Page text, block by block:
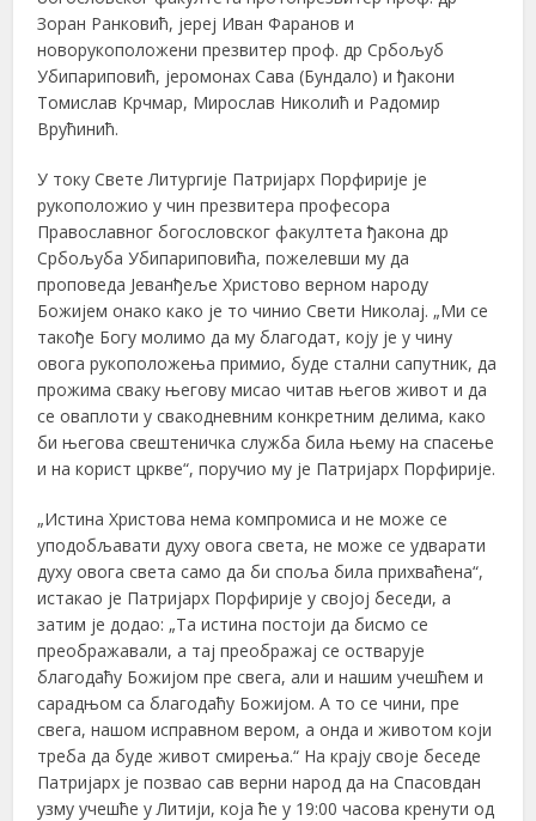
Зоран Ранковић, јереј Иван Фаранов и
новорукоположени презвитер проф. др Србољуб
Убипариповић, јеромонах Сава (Бундало) и ђакони
Томислав Крчмар, Мирослав Николић и Радомир
Врућинић.
У току Свете Литургије Патријарх Порфирије је
рукоположио у чин презвитера професора
Православног богословског факултета ђакона др
Србољуба Убипариповића, пожелевши му да
проповеда Јеванђеље Христово верном народу
Божијем онако како је то чинио Свети Николај. „Ми се
такође Богу молимо да му благодат, коју је у чину
овога рукоположења примио, буде стални сапутник, да
прожима сваку његову мисао читав његов живот и да
се оваплоти у свакодневним конкретним делима, како
би његова свештеничка служба била њему на спасење
и на корист цркве“, поручио му је Патријарх Порфирије.
„Истина Христова нема компромиса и не може се
уподобљавати духу овога света, не може се удварати
духу овога света само да би споља била прихваћена“,
истакао је Патријарх Порфирије у својој беседи, а
затим је додао: „Та истина постоји да бисмо се
преображавали, а тај преображај се остварује
благодаћу Божијом пре свега, али и нашим учешћем и
сарадњом са благодаћу Божијом. А то се чини, пре
свега, нашом исправном вером, а онда и животом који
треба да буде живот смирења.“ На крају своје беседе
Патријарх је позвао сав верни народ да на Спасовдан
узму учешће у Литији, која ће у 19:00 часова кренути од